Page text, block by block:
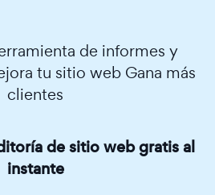
de informes y
tu sitio web Gana más
clientes
de sitio web gratis al
instante